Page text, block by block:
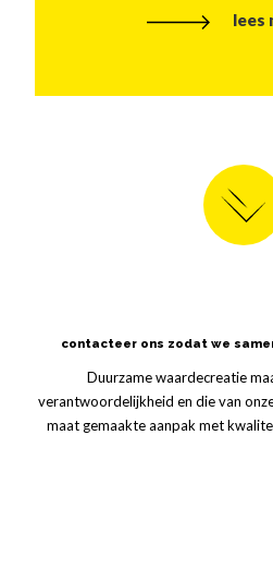
lees
contacteer ons zodat we
Duurzame waardecreatie
verantwoordelijkheid en die van
maat gemaakte aanpak met